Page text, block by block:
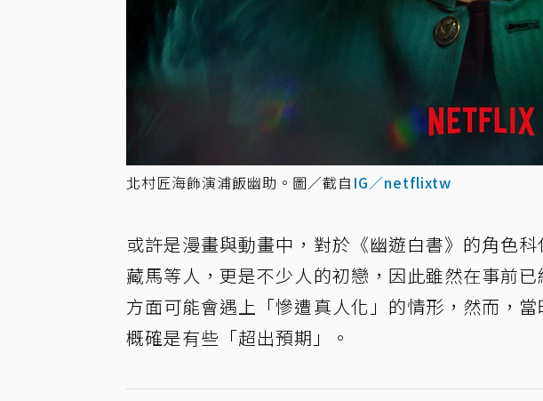
北村匠海飾演浦飯幽助。圖／截自 IG／netflixtw
或許是漫畫與動畫中，對於《幽遊白書》的角色
藏馬等人，更是不少人的初戀，因此雖然在事前已
方面可能會遇上「慘遭真人化」的情形，然而，
概確是有些「超出預期」。